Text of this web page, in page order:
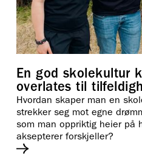
En god skolekultur
overlates til
Hvordan skaper man en
strekker seg mot egne
som man oppriktig heier på
aksepterer forskjeller?